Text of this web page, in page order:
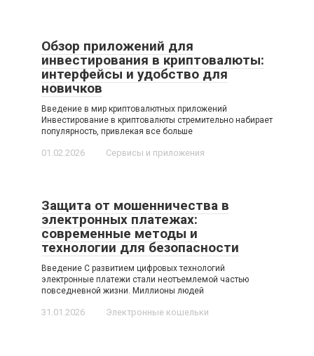
Обзор приложений для
инвестирования в криптовалюты:
интерфейсы и удобство для
новичков
Введение в мир криптовалютных приложений
Инвестирование в криптовалюты стремительно набирает
популярность, привлекая все больше
01.02.2026 Сервисы и приложения
Защита от мошенничества в
электронных платежах:
современные методы и
технологии для безопасности
Введение С развитием цифровых технологий
электронные платежи стали неотъемлемой частью
повседневной жизни. Миллионы людей
31.01.2026 Электронные кошельки